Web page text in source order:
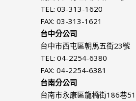
TEL: 03-313-1620
FAX: 03-313-1621
台中分公司
台中市西屯區朝馬五街23號
TEL: 04-2254-6380
FAX: 04-2254-6381
台南分公司
台南市永康區龍橋街186巷